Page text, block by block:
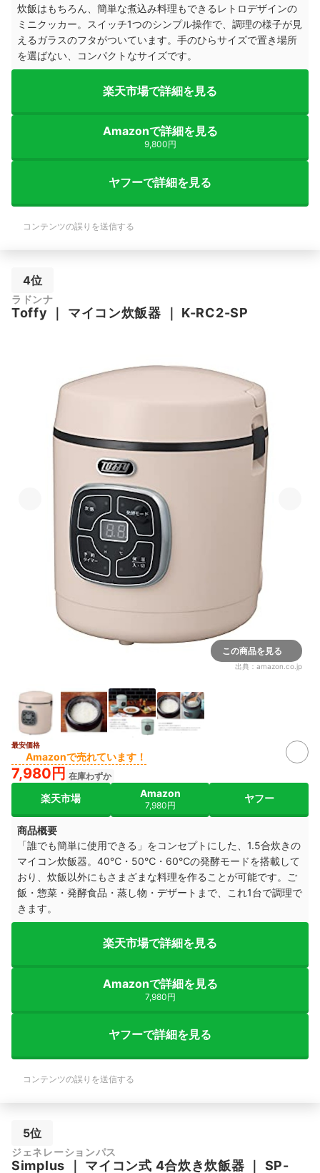
炊飯はもちろん、簡単な煮込み料理もできるレトロデザインの
ミニクッカー。スイッチ1つのシンプル操作で、調理の様子が見
えるガラスのフタがついています。 手のひらサイズで置き場所
を選ばない、コンパクトなサイズです。
楽天市場で詳細を見る
Amazonで詳細を見る
9,800円
ヤフーで詳細を見る
コンテンツの誤りを送信する
4位
ラドンナ
Toffy マイコン炊飯器 K-RC2-SP
この商品を見る
出典： amazon.co.jp
最安価格
Amazonで売れています！
7,980円 在庫わずか
楽天市場 Amazon
7,980円
ヤフー
商品概要
「誰でも簡単に使用できる」をコンセプトにした、1.5合炊きの
マイコン炊飯器。40℃・50℃・60℃の発酵モードを搭載して
おり、炊飯以外にもさまざまな料理を作ることが可能です。ご
飯・惣菜・発酵食品・蒸し物・デザートまで、これ1台で調理で
きます。
楽天市場で詳細を見る
Amazonで詳細を見る
7,980円
ヤフーで詳細を見る
コンテンツの誤りを送信する
5位
ジェネレーションパス
Simplus マイコン式 4合炊き炊飯器 SP-